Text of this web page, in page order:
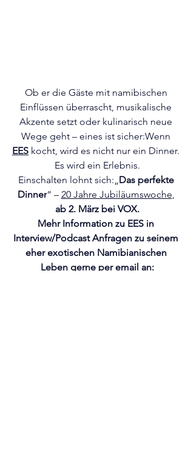
Ob er die Gäste mit namibischen
Einflüssen überrascht, musikalische
Akzente setzt oder kulinarisch neue
Wege geht – eines ist sicher:Wenn
EES kocht, wird es nicht nur ein Dinner.
Es wird ein Erlebnis.
Einschalten lohnt sich:„Das perfekte
Dinner“ – 20 Jahre Jubiläumswoche,
ab 2. März bei VOX.
Mehr Information zu EES in
Interview/Podcast Anfragen zu seinem
eher exotischen Namibianischen
Leben gerne per email an: